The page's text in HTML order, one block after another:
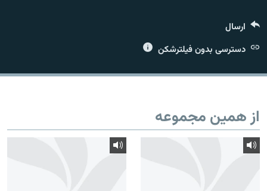
زبان‌های دیگر
ارسال
دسترسی بدون فیلترشکن
از همین مجموعه